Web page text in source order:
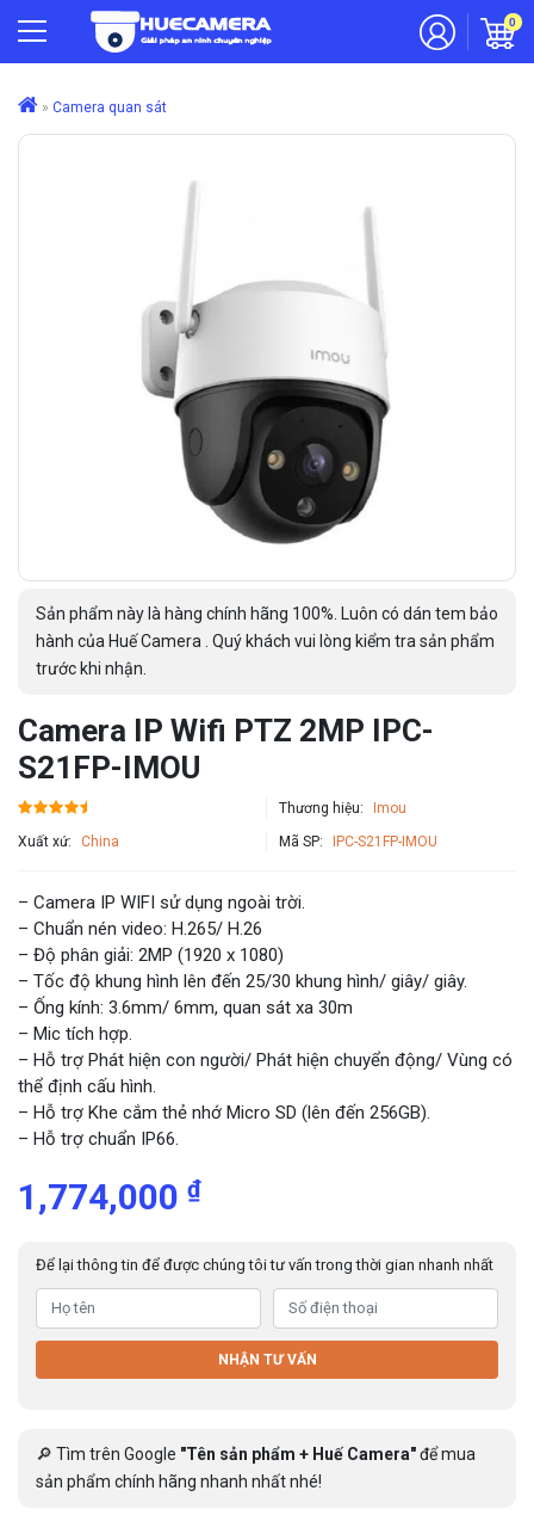
0
» Camera quan sát
Sản phẩm này là hàng chính hãng 100%. Luôn có dán tem bảo
hành của Huế Camera . Quý khách vui lòng kiểm tra sản phẩm
trước khi nhận.
Camera IP Wifi PTZ 2MP IPC-
S21FP-IMOU
Thương hiệu: Imou
Xuất xứ: China Mã SP: IPC-S21FP-IMOU
– Camera IP WIFI sử dụng ngoài trời.
– Chuẩn nén video: H.265/ H.26
– Độ phân giải: 2MP (1920 x 1080)
– Tốc độ khung hình lên đến 25/30 khung hình/ giây/ giây.
– Ống kính: 3.6mm/ 6mm, quan sát xa 30m
– Mic tích hợp.
– Hỗ trợ Phát hiện con người/ Phát hiện chuyển động/ Vùng có
thể định cấu hình.
– Hỗ trợ Khe cắm thẻ nhớ Micro SD (lên đến 256GB).
– Hỗ trợ chuẩn IP66.
1,774,000 ₫
Để lại thông tin để được chúng tôi tư vấn trong thời gian nhanh nhất
NHẬN TƯ VẤN
🔎 Tìm trên Google "Tên sản phẩm + Huế Camera"để mua
sản phẩm chính hãng nhanh nhất nhé!